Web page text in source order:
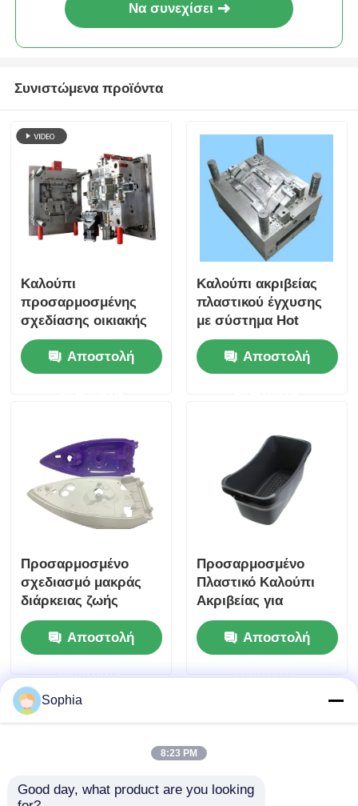
Να συνεχίσει
Συνιστώμενα προϊόντα
Καλούπι
προσαρμοσμένης
σχεδίασης οικιακής
συσκευής με
πολλαπλή κοιλότητα
και ζεστό δρομέα για
Αποστολή
Καλούπι ακριβείας
πλαστικού έγχυσης
με σύστημα Hot
Runner και ανοχή
±0,01 mm για οικιακές
συσκευές
Αποστολή
Προσαρμοσμένο
σχεδιασμό μακράς
διάρκειας ζωής
ακριβής επεξεργασία
πλαστικού ενέσιμου
καλούπιας για
οικιακές συσκευές
Αποστολή
ερώτησης
Προσαρμοσμένο
Πλαστικό Καλούπι
Ακριβείας για
Οικιακές Συσκευές με
Μεγάλη Διάρκεια
Ζωής
Αποστολή
ερώτησης
Sophia
8:23 PM
Good day, what product are you looking